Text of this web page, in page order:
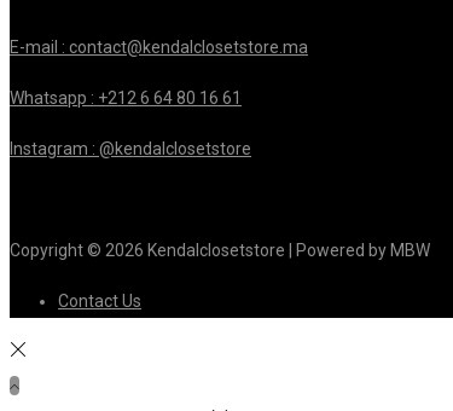
E-mail : contact@kendalclosetstore.ma
Whatsapp : +212 6 64 80 16 61
Instagram : @kendalclosetstore
Copyright © 2026 Kendalclosetstore | Powered by MBW
Contact Us